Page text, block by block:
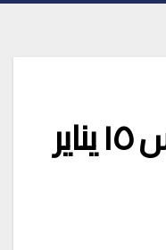
أخبار البلد – الخمبس ١٥ يناير